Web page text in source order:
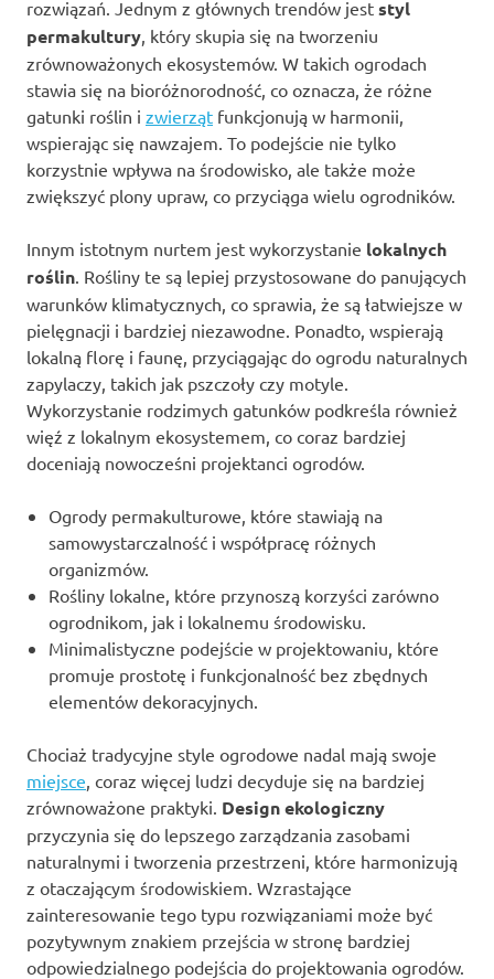
rozwiązań. Jednym z głównych trendów jest styl
permakultury , który skupia się na tworzeniu
zrównoważonych ekosystemów. W takich ogrodach
stawia się na bioróżnorodność, co oznacza, że różne
gatunki roślin i zwierząt funkcjonują w harmonii,
wspierając się nawzajem. To podejście nie tylko
korzystnie wpływa na środowisko, ale także może
zwiększyć plony upraw, co przyciąga wielu ogrodników.
Innym istotnym nurtem jest wykorzystanie lokalnych
roślin . Rośliny te są lepiej przystosowane do panujących
warunków klimatycznych, co sprawia, że są łatwiejsze w
pielęgnacji i bardziej niezawodne. Ponadto, wspierają
lokalną florę i faunę, przyciągając do ogrodu naturalnych
zapylaczy, takich jak pszczoły czy motyle.
Wykorzystanie rodzimych gatunków podkreśla również
więź z lokalnym ekosystemem, co coraz bardziej
doceniają nowocześni projektanci ogrodów.
Ogrody permakulturowe, które stawiają na
samowystarczalność i współpracę różnych
organizmów.
Rośliny lokalne, które przynoszą korzyści zarówno
ogrodnikom, jak i lokalnemu środowisku.
Minimalistyczne podejście w projektowaniu, które
promuje prostotę i funkcjonalność bez zbędnych
elementów dekoracyjnych.
Chociaż tradycyjne style ogrodowe nadal mają swoje
miejsce , coraz więcej ludzi decyduje się na bardziej
zrównoważone praktyki. Design ekologiczny
przyczynia się do lepszego zarządzania zasobami
naturalnymi i tworzenia przestrzeni, które harmonizują
z otaczającym środowiskiem. Wzrastające
zainteresowanie tego typu rozwiązaniami może być
pozytywnym znakiem przejścia w stronę bardziej
odpowiedzialnego podejścia do projektowania ogrodów.